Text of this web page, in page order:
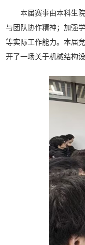
本届赛事由本科生
与团队协作精神；加强
等实际工作能力。本届
开了一场关于机械结构